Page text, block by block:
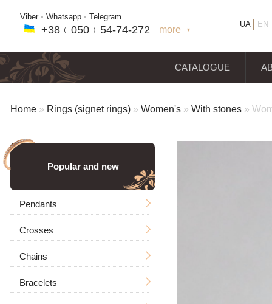
Viber • Whatsapp • Telegram
+38﹙ 050 ﹚54-74-272 more
+38(068) 97
UA EN
CATALOGUE
Home » Rings (signet rings) » Women's » With stones »
Popular and new
Pendants
Men's
Icons
Tree of Life
Crosses
Without a crucifixion
With a crucifix
Chains
Men's
Bracelets